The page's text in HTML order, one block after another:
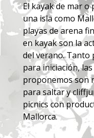
El kayak de mar
una isla como
playas de arena
en kayak son la
del verano. Tanto
para iniciación,
proponemos son
para saltar y
picnics con
Mallorca.